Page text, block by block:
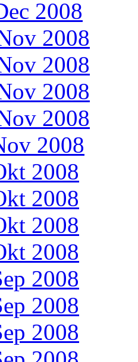
2008
2008
2008
2008
2008
2008
2008
2008
2008
2008
2008
2008
2008